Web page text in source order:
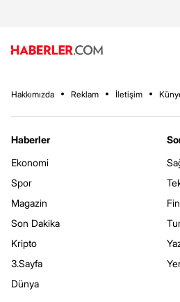
Hakkımızda Reklam İletişim
Haberler
Ekonomi
Spor
Magazin
Son Dakika
Kripto
3.Sayfa
Dünya